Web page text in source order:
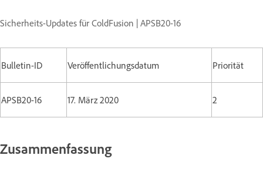
Sicherheits-Updates für ColdFusion | APSB20-16
Bulletin-ID Veröffentlichungsdatum Priorität
APSB20-16 17. März 2020 2
Zusammenfassung